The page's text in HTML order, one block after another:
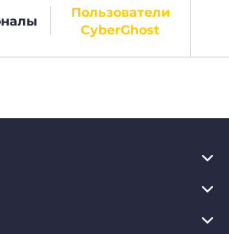
Пользователи
CyberGhost